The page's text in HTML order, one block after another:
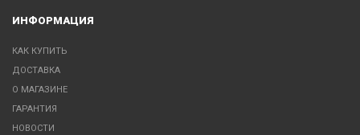
ИНФОРМАЦИЯ
КАК КУПИТЬ
ДОСТАВКА
О МАГАЗИНЕ
ГАРАНТИЯ
НОВОСТИ